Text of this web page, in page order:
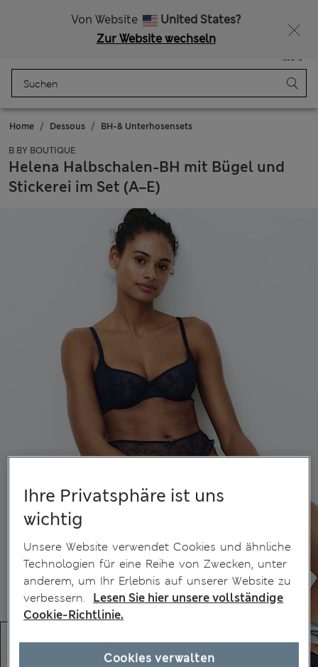
Von Website
United States?
Zur Website wechseln
Tasche
Home Dessous BH-& Unterhosensets
B BY BOUTIQUE
Helena Halbschalen-BH mit Bügel und
Stickerei im Set (A–E)
Ihre Privatsphäre ist uns
wichtig
Unsere Website verwendet Cookies und ähnliche
Technologien für eine Reihe von Zwecken, unter
anderem, um Ihr Erlebnis auf unserer Website zu
verbessern.
Lesen Sie hier unsere vollständige
Cookie-Richtlinie.
Cookies verwalten